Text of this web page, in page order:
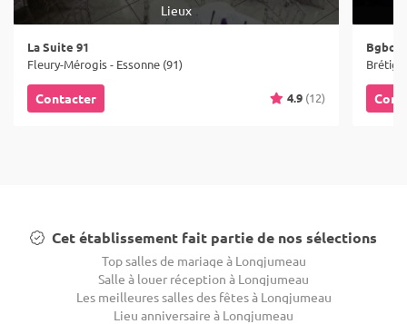
Lieux
La Suite 91
Fleury-Mérogis - Essonne (91)
Contacter 4.9 (12)
Bgbo
Cet établissement fait partie de nos sélections
Top salles de mariage à Longjumeau
Salle à louer réception à Longjumeau
Les meilleures salles des fêtes à Longjumeau
Lieu anniversaire à Longjumeau